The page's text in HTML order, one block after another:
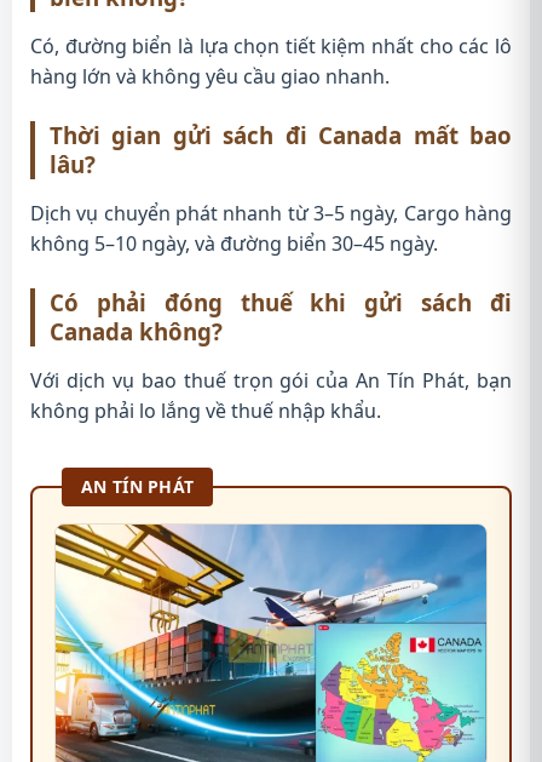
Có, đường biển là lựa chọn tiết kiệm nhất cho các lô
hàng lớn và không yêu cầu giao nhanh.
Thời gian gửi sách đi Canada mất bao
lâu?
Dịch vụ chuyển phát nhanh từ 3–5 ngày, Cargo hàng
không 5–10 ngày, và đường biển 30–45 ngày.
Có phải đóng thuế khi gửi sách đi
Canada không?
Với dịch vụ bao thuế trọn gói của An Tín Phát, bạn
không phải lo lắng về thuế nhập khẩu.
AN TÍN PHÁT